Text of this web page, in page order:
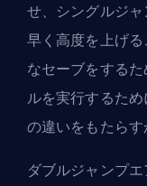
せ、シングルジ
早く高度を上げ
なセーブをする
ルを実行するた
の違いをもたらす
ダブルジャンプ